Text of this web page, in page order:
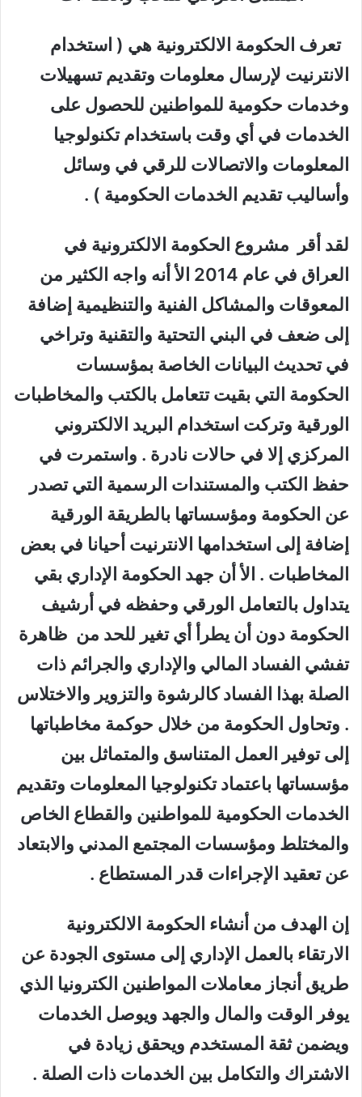
تعرف الحكومة الالكترونية هي ( استخدام
الانترنيت لإرسال معلومات وتقديم تسهيلات
وخدمات حكومية للمواطنين للحصول على
الخدمات في أي وقت باستخدام تكنولوجيا
المعلومات والاتصالات للرقي في وسائل
وأساليب تقديم الخدمات الحكومية ) .
لقد أقر مشروع الحكومة الالكترونية في
العراق في عام 2014 الأ أنه واجه الكثير من
المعوقات والمشاكل الفنية والتنظيمية إضافة
إلى ضعف في البني التحتية والتقنية وتراخي
في تحديث البيانات الخاصة بمؤسسات
الحكومة التي بقيت تتعامل بالكتب والمخاطبات
الورقية وتركت استخدام البريد الالكتروني
المركزي إلا في حالات نادرة . واستمرت في
حفظ الكتب والمستندات الرسمية التي تصدر
عن الحكومة ومؤسساتها بالطريقة الورقية
إضافة إلى استخدامها الانترنيت أحيانا في بعض
المخاطبات . الأ أن جهد الحكومة الإداري بقي
يتداول بالتعامل الورقي وحفظه في أرشيف
الحكومة دون أن يطرأ أي تغير للحد من ظاهرة
تفشي الفساد المالي والإداري والجرائم ذات
الصلة بهذا الفساد كالرشوة والتزوير والاختلاس
. وتحاول الحكومة من خلال حوكمة مخاطباتها
إلى توفير العمل المتناسق والمتماثل بين
مؤسساتها باعتماد تكنولوجيا المعلومات وتقديم
الخدمات الحكومية للمواطنين والقطاع الخاص
والمختلط ومؤسسات المجتمع المدني والابتعاد
عن تعقيد الإجراءات قدر المستطاع .
إن الهدف من أنشاء الحكومة الالكترونية
الارتقاء بالعمل الإداري إلى مستوى الجودة عن
طريق أنجاز معاملات المواطنين الكترونيا الذي
يوفر الوقت والمال والجهد ويوصل الخدمات
ويضمن ثقة المستخدم ويحقق زيادة في
الاشتراك والتكامل بين الخدمات ذات الصلة .